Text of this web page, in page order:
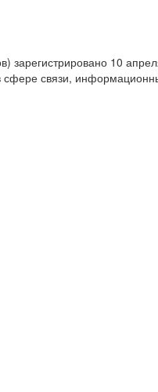
зарегистрировано 10
связи,